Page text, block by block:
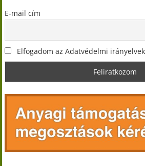
E-mail cím
Elfogadom az Adatvédelmi